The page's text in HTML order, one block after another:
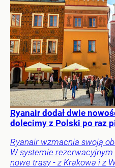
Ryanair dodał dwie
dolecimy z Polski po raz
Ryanair wzmacnia swoją
W systemie
nowe trasy - z Krakowa i z